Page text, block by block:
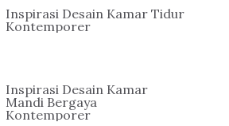
Inspirasi Desain Kamar Tidur
Kontemporer
Inspirasi Desain Kamar
Mandi Bergaya
Kontemporer